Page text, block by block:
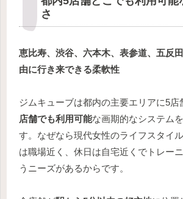
さ
恵比寿、渋谷、六本木、表参道、五反
由に行き来できる柔軟性
ジムキューブは都内の主要エリアに5店
店舗でも利用可能な画期的なシステム
す。なぜなら現代女性のライフスタイ
は職場近く、休日は自宅近くでトレー
うニーズがあるからです。